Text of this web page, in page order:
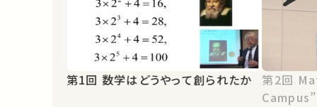
第1回 数学はどうやって創られたか
第2回 Mathematics “On
Campus”